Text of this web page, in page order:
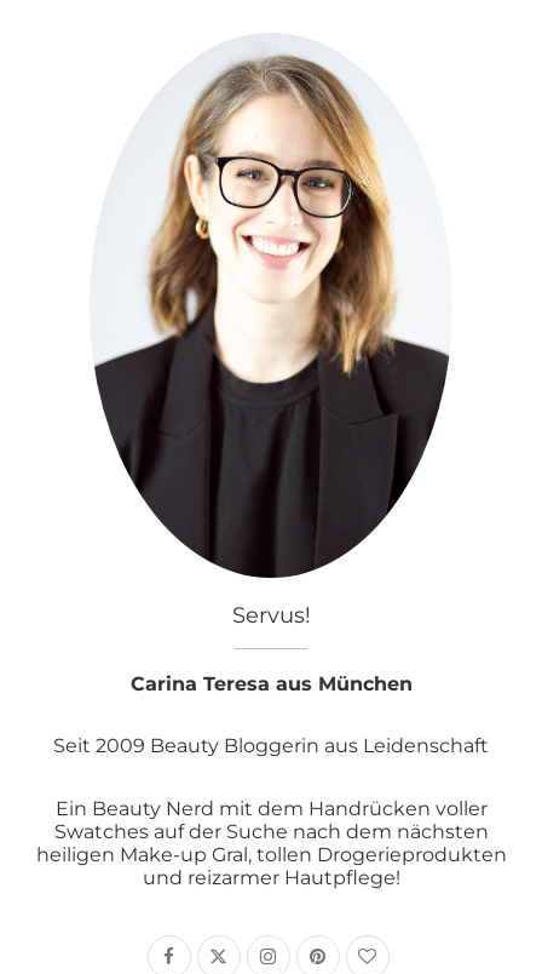
Servus!
Carina Teresa aus München
Seit 2009 Beauty Bloggerin aus Leidenschaft
Ein Beauty Nerd mit dem Handrücken voller
Swatches auf der Suche nach dem nächsten
heiligen Make-up Gral, tollen Drogerieprodukten
und reizarmer Hautpflege!